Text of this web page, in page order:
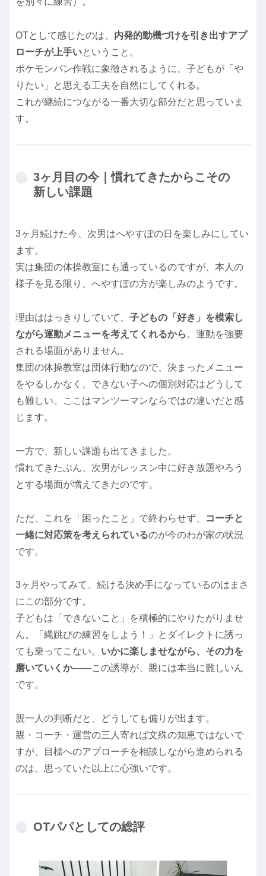
OTとして感じたのは、 内発的動機づけを引き出すアプ
ローチが上手いということ。
ポケモンパン作戦に象徴されるように、子どもが「や
りたい」と思える工夫を自然にしてくれる。
これが継続につながる一番大切な部分だと思っていま
す。
3ヶ月目の今｜慣れてきたからこその
新しい課題
3ヶ月続けた今、次男はへやすぽの日を楽しみにしてい
ます。
実は集団の体操教室にも通っているのですが、本人の
様子を見る限り、へやすぽの方が楽しみのようです。
理由ははっきりしていて、 子どもの「好き」を模索し
ながら運動メニューを考えてくれるから 。運動を強要
される場面がありません。
集団の体操教室は団体行動なので、決まったメニュー
をやるしかなく、できない子への個別対応はどうして
も難しい。ここはマンツーマンならではの違いだと感
じます。
一方で、新しい課題も出てきました。
慣れてきたぶん、次男がレッスン中に好き放題やろう
とする場面が増えてきたのです。
ただ、これを「困ったこと」で終わらせず、
コーチと
一緒に対応策を考えられているのが今のわが家の状況
です。
3ヶ月やってみて、続ける決め手になっているのはまさ
にこの部分です。
子どもは「できないこと」を積極的にやりたがりませ
ん。「縄跳びの練習をしよう！」とダイレクトに誘っ
ても乗ってこない。 いかに楽しませながら、その力を
磨いていくか——この誘導が、親には本当に難しいん
です。
親一人の判断だと、どうしても偏りが出ます。
親・コーチ・運営の三人寄れば文殊の知恵ではないで
すが、目標へのアプローチを相談しながら進められる
のは、思っていた以上に心強いです。
OTパパとしての総評